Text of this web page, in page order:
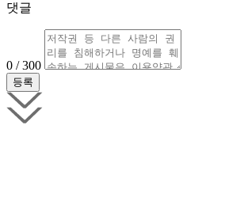
댓글
0 / 300